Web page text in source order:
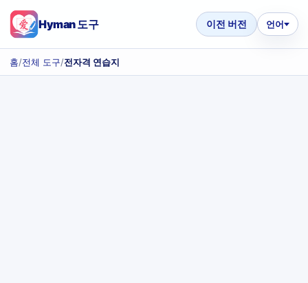
Hyman 도구 이전 버전 언어
홈/전체 도구/전자격 연습지